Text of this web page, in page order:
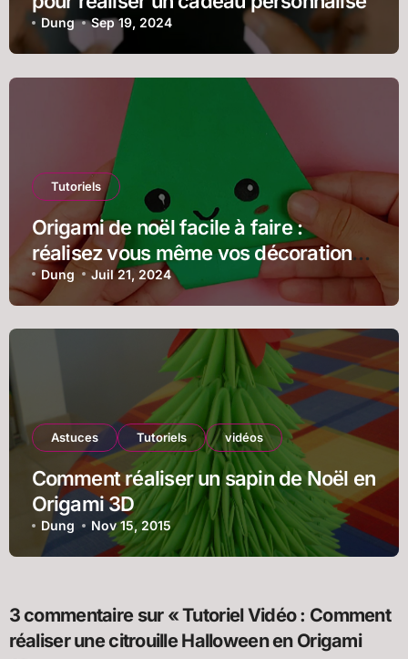
Dung Sep 19, 2024
Tutoriels
Origami de noël facile à faire :
réalisez vous même vos décorations
en papier pour les fêtes
Dung Juil 21, 2024
Astuces Tutoriels vidéos
Comment réaliser un sapin de Noël en
Origami 3D
Dung Nov 15, 2015
3 commentaire sur « Tutoriel Vidéo : Comment
réaliser une citrouille Halloween en Origami